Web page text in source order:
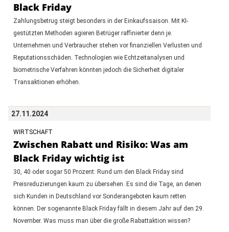
Black Friday
Zahlungsbetrug steigt besonders in der Einkaufssaison. Mit KI-
gestützten Methoden agieren Betrüger raffinierter denn je.
Unternehmen und Verbraucher stehen vor finanziellen Verlusten und
Reputationsschäden. Technologien wie Echtzeitanalysen und
biometrische Verfahren könnten jedoch die Sicherheit digitaler
Transaktionen erhöhen.
27.11.2024
WIRTSCHAFT
Zwischen Rabatt und Risiko: Was am
Black Friday wichtig ist
30, 40 oder sogar 50 Prozent: Rund um den Black Friday sind
Preisreduzierungen kaum zu übersehen. Es sind die Tage, an denen
sich Kunden in Deutschland vor Sonderangeboten kaum retten
können. Der sogenannte Black Friday fällt in diesem Jahr auf den 29.
November. Was muss man über die große Rabattaktion wissen?